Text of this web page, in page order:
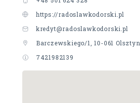
https://radoslawkodorski.pl
kredyt@radoslawkodorski.pl
Barczewskiego/1, 10-061 Olsztyn
7421982139